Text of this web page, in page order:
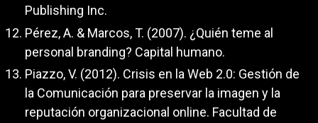
Publishing Inc.
Pérez, A. & Marcos, T. (2007). ¿Quién teme al
personal branding? Capital humano.
Piazzo, V. (2012). Crisis en la Web 2.0: Gestión de
la Comunicación para preservar la imagen y la
reputación organizacional online. Facultad de